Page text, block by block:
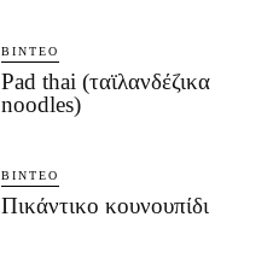
ΒΊΝΤΕΟ
Pad thai (ταϊλανδέζικα
noodles)
ΒΊΝΤΕΟ
Πικάντικο κουνουπίδι